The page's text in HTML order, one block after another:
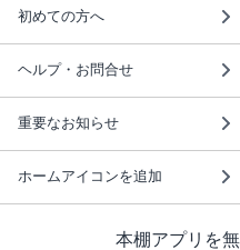
初めての方へ
ヘルプ・お問合せ
重要なお知らせ
ホームアイコンを追加
本棚アプリを